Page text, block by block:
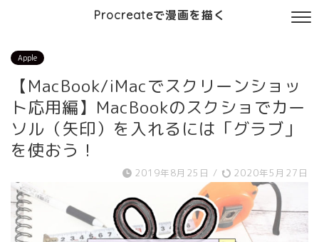
Procreateで漫画を描く
Apple
【MacBook/iMacでスクリーンショッ
ト応用編】MacBookのスクショでカー
ソル（矢印）を入れるには「グラブ」
を使おう！
2019年8月25日 / 2020年5月27日